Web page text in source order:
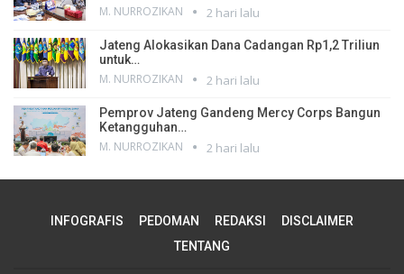
M. NURROZIKAN 2 hari lalu
Jateng Alokasikan Dana Cadangan Rp1,2 Triliun
untuk…
M. NURROZIKAN 2 hari lalu
Pemprov Jateng Gandeng Mercy Corps Bangun
Ketangguhan…
M. NURROZIKAN 2 hari lalu
INFOGRAFIS PEDOMAN REDAKSI
DISCLAIMER
TENTANG